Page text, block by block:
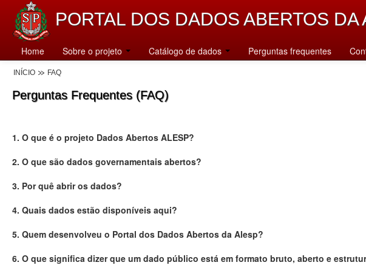
PORTAL DOS DADOS ABERTOS DA
Home Sobre o projeto Catálogo de dados Perguntas frequentes
INÍCIO FAQ
Perguntas Frequentes (FAQ)
1. O que é o projeto Dados Abertos ALESP?
2. O que são dados governamentais abertos?
3. Por quê abrir os dados?
4. Quais dados estão disponíveis aqui?
5. Quem desenvolveu o Portal dos Dados Abertos da Alesp?
6. O que significa dizer que um dado público está em formato bruto, aberto e